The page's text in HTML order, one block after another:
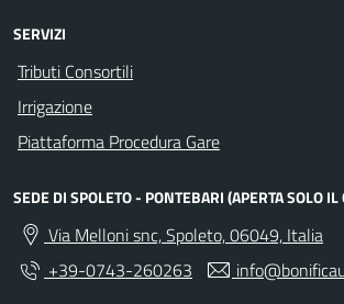
SERVIZI
Tributi Consortili
Irrigazione
Piattaforma Procedura Gare
SEDE DI SPOLETO - PONTEBARI (APERTA SOLO IL
Via Melloni snc, Spoleto, 06049, Italia
+39-0743-260263